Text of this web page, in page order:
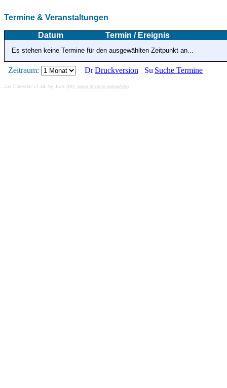
Termine & Veranstaltungen
Datum Termin / Ereignis
Es stehen keine Termine für den ausgewählten Zeitpunkt an...
Zeitraum: Druckversion Suche Termine
Jax Calendar v1.34, by Jack (tR), www.jtr.de/scripting/php